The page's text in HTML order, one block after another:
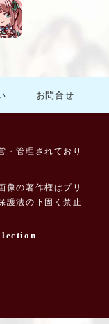
お問合せ
・管理されており
像の著作権はプリ
護法の下固く禁止